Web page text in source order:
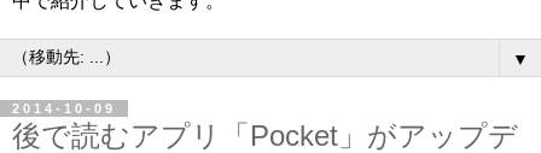
▼
2014-10-09
後で読むアプリ「Pocket」がアップデ